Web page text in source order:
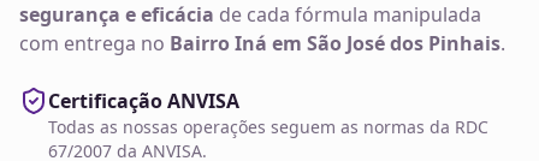
segurança e eficácia de cada fórmula manipulada
com entrega no Bairro Iná em São José dos Pinhais.
Certificação ANVISA
Todas as nossas operações seguem as normas da RDC
67/2007 da ANVISA.